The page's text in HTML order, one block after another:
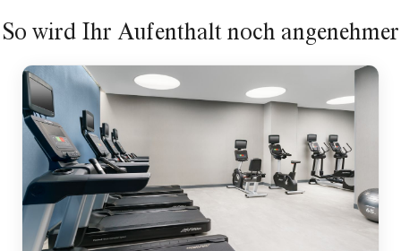
So wird Ihr Aufenthalt noch angenehmer